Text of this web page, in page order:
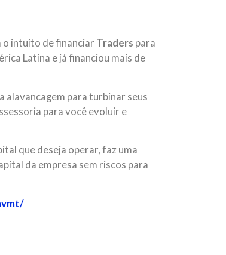
intuito de financiar Traders para
Latina e já financiou mais de
alavancagem para turbinar seus
para você evoluir e
que deseja operar, faz uma
da empresa sem riscos para